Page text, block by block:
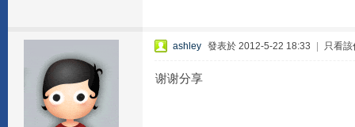
ashley 發表於 2012-5-22 18:33 只看該
谢谢分享